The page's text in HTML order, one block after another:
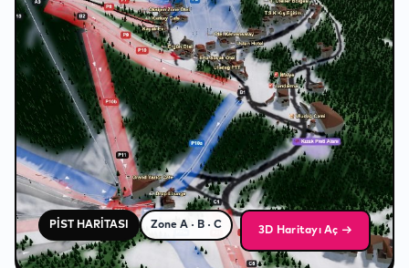
PİST HARİTASI Zone A · B · C 3D Haritayı Aç →